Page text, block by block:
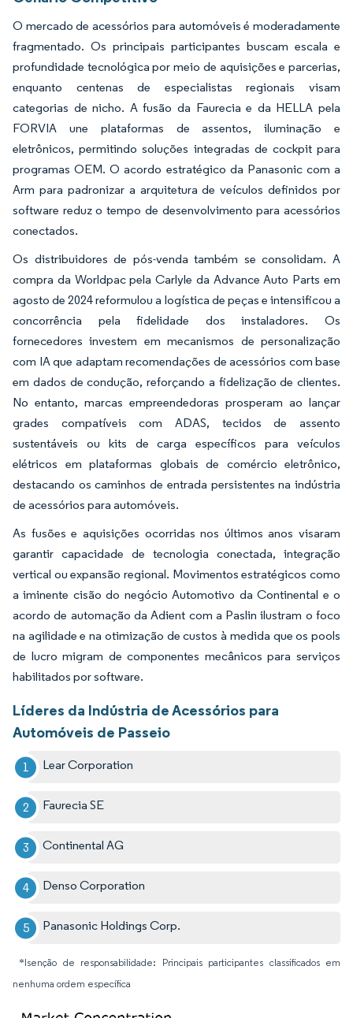
O mercado de acessórios para automóveis é moderadamente
fragmentado. Os principais participantes buscam escala e
profundidade tecnológica por meio de aquisições e parcerias,
enquanto centenas de especialistas regionais visam
categorias de nicho. A fusão da Faurecia e da HELLA pela
FORVIA une plataformas de assentos, iluminação e
eletrônicos, permitindo soluções integradas de cockpit para
programas OEM. O acordo estratégico da Panasonic com a
Arm para padronizar a arquitetura de veículos definidos por
software reduz o tempo de desenvolvimento para acessórios
conectados.
Os distribuidores de pós-venda também se consolidam. A
compra da Worldpac pela Carlyle da Advance Auto Parts em
agosto de 2024 reformulou a logística de peças e intensificou a
concorrência pela fidelidade dos instaladores. Os
fornecedores investem em mecanismos de personalização
com IA que adaptam recomendações de acessórios com base
em dados de condução, reforçando a fidelização de clientes.
No entanto, marcas empreendedoras prosperam ao lançar
grades compatíveis com ADAS, tecidos de assento
sustentáveis ou kits de carga específicos para veículos
elétricos em plataformas globais de comércio eletrônico,
destacando os caminhos de entrada persistentes na indústria
de acessórios para automóveis.
As fusões e aquisições ocorridas nos últimos anos visaram
garantir capacidade de tecnologia conectada, integração
vertical ou expansão regional. Movimentos estratégicos como
a iminente cisão do negócio Automotivo da Continental e o
acordo de automação da Adient com a Paslin ilustram o foco
na agilidade e na otimização de custos à medida que os pools
de lucro migram de componentes mecânicos para serviços
habilitados por software.
Líderes da Indústria de Acessórios para
Automóveis de Passeio
Lear Corporation
Faurecia SE
Continental AG
Denso Corporation
Panasonic Holdings Corp.
*Isenção de responsabilidade: Principais participantes classificados em
nenhuma ordem específica